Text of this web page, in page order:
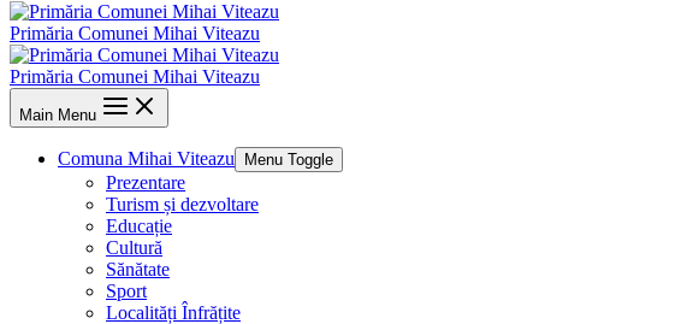
Primăria Comunei Mihai Viteazu
Primăria Comunei Mihai Viteazu
Main Menu
Comuna Mihai Viteazu Menu Toggle
Prezentare
Turism și dezvoltare
Educație
Cultură
Sănătate
Sport
Localități Înfrățite